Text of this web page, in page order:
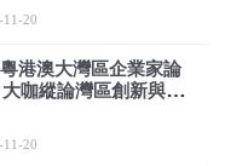
11-20
港澳大灣區企業家論
咖縱論灣區創新與融
11-20